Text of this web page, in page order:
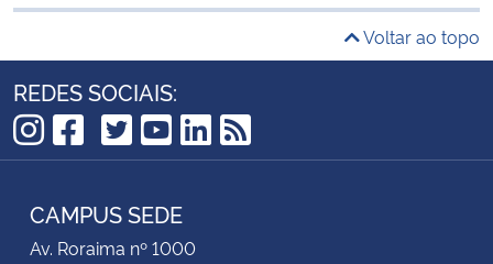
Voltar ao topo
REDES SOCIAIS:
Instagram
Facebook
TikTok
Twitter
YouTube
LinkedIn
RSS
CAMPUS SEDE
Av. Roraima nº 1000